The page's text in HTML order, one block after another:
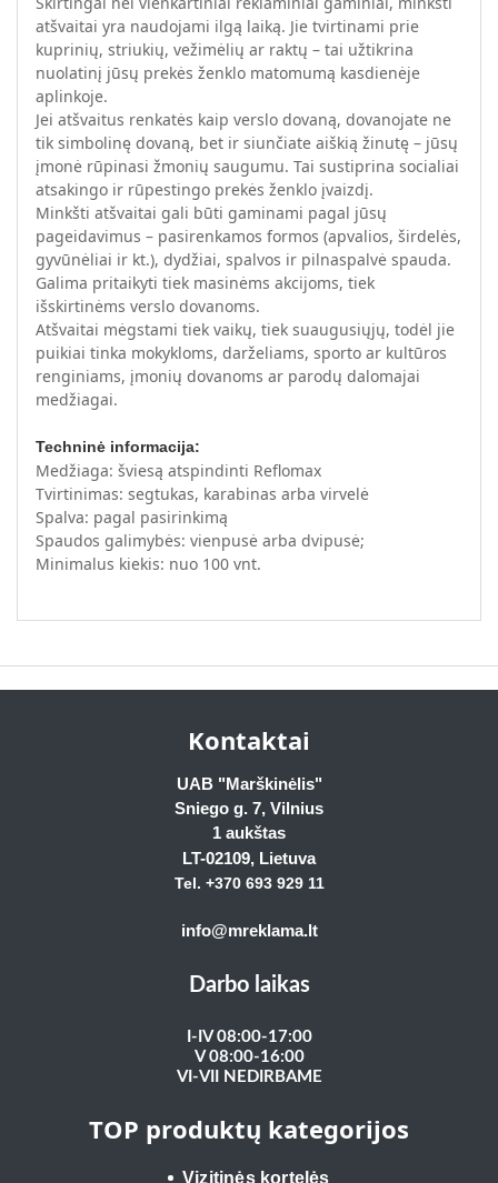
atšvaitai yra naudojami ilgą laiką. Jie tvirtinami prie
kuprinių, striukių, vežimėlių ar raktų – tai užtikrina
nuolatinį jūsų prekės ženklo matomumą kasdienėje
aplinkoje.
Jei atšvaitus renkatės kaip verslo dovaną, dovanojate ne
tik simbolinę dovaną, bet ir siunčiate aiškią žinutę – jūsų
įmonė rūpinasi žmonių saugumu. Tai sustiprina socialiai
atsakingo ir rūpestingo prekės ženklo įvaizdį.
Minkšti atšvaitai gali būti gaminami pagal jūsų
pageidavimus – pasirenkamos formos (apvalios, širdelės,
gyvūnėliai ir kt.), dydžiai, spalvos ir pilnaspalvė spauda.
Galima pritaikyti tiek masinėms akcijoms, tiek
išskirtinėms verslo dovanoms.
Atšvaitai mėgstami tiek vaikų, tiek suaugusiųjų, todėl jie
puikiai tinka mokykloms, darželiams, sporto ar kultūros
renginiams, įmonių dovanoms ar parodų dalomajai
medžiagai.
Techninė informacija:
Medžiaga: šviesą atspindinti Reflomax
Tvirtinimas: segtukas, karabinas arba virvelė
Spalva: pagal pasirinkimą
Spaudos galimybės: vienpusė arba dvipusė;
Minimalus kiekis: nuo 100 vnt.
Kontaktai
UAB "Marškinėlis"
Sniego g. 7, Vilnius
1 aukštas
LT-02109, Lietuva
Tel. +370 693 929 11
info@mreklama.lt
Darbo laikas
I-IV 08:00-17:00
V 08:00-16:00
VI-VII NEDIRBAME
TOP produktų kategorijos
Vizitinės kortelės